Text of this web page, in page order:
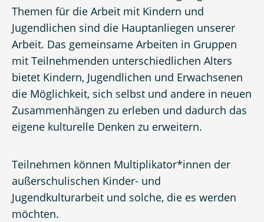
Themen für die Arbeit mit Kindern und
Jugendlichen sind die Hauptanliegen unserer
Arbeit. Das gemeinsame Arbeiten in Gruppen
mit Teilnehmenden unterschiedlichen Alters
bietet Kindern, Jugendlichen und Erwachsenen
die Möglichkeit, sich selbst und andere in neuen
Zusammenhängen zu erleben und dadurch das
eigene kulturelle Denken zu erweitern.
Teilnehmen können Multiplikator*innen der
außerschulischen Kinder- und
Jugendkulturarbeit und solche, die es werden
möchten.